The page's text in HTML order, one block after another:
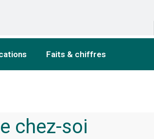
Faits & chiffres
chez-soi